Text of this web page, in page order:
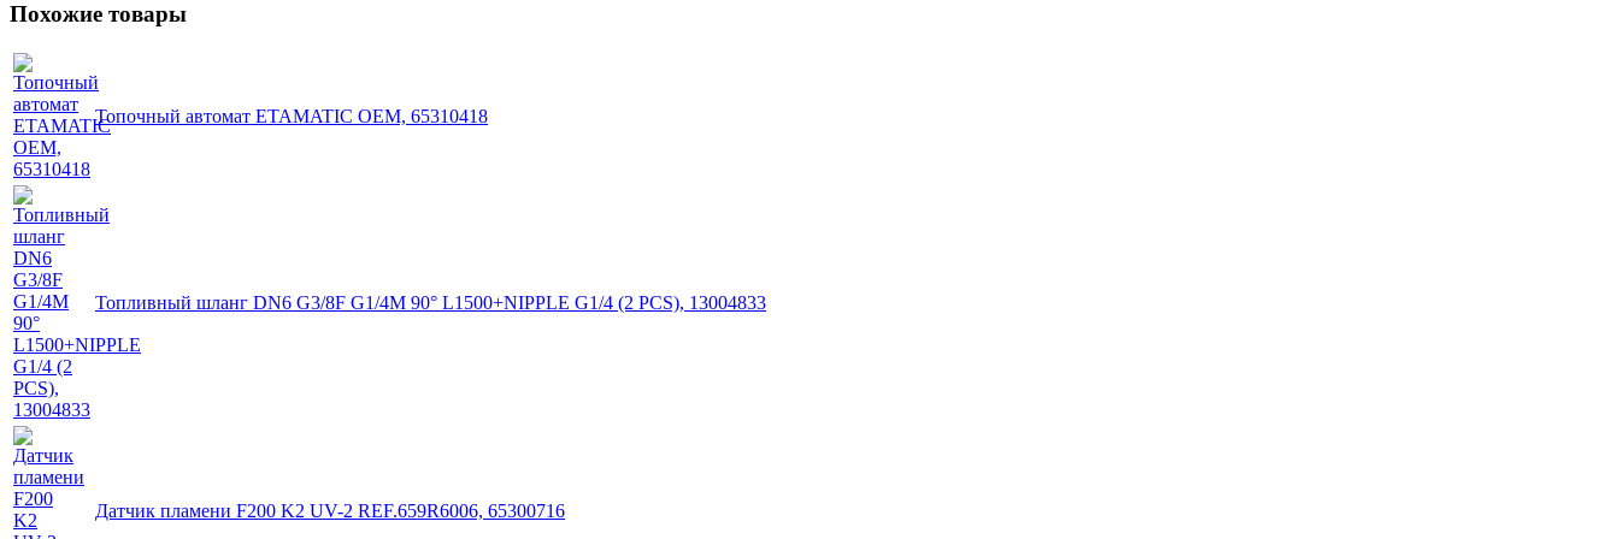
Похожие товары
Топочный автомат ETAMATIC OEM, 65310418
Топливный шланг DN6 G3/8F G1/4M 90° L1500+NIPPLE G1/4 (2 PCS), 13004833
Датчик пламени F200 K2 UV-2 REF.659R6006, 65300716